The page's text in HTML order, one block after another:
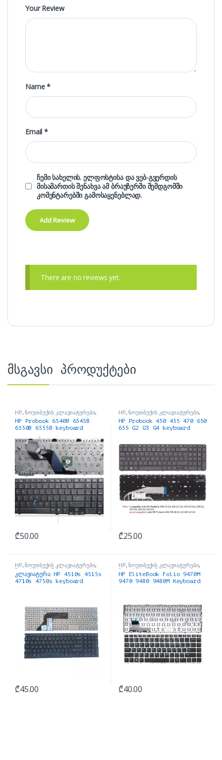
Your Review
Name*
Email*
ჩემი სახელის. ელფოსტისა და ვებ-გვერდის
მისამართის შენახვა ამ ბრაუზერში შემდგომში
კომენტარებში გამოსაყენებლად.
There are no reviews yet.
მსგავსი პროდუქტები
HP,ნოუთბუქის კლავიატურები,
ნოუთბუქის ნაწილები და
აქსესუარები
HP Probook 6540B 6545B
6550B 6555B keyboard
₾50.00
HP,ნოუთბუქის კლავიატურები,
ნოუთბუქის ნაწილები და
აქსესუარები
HP Probook 450 455 470 650
655 G2 G3 G4 keyboard
₾25.00
HP,ნოუთბუქის კლავიატურები,
ნოუთბუქის ნაწილები და
აქსესუარები
კლავიატურა HP 4510s 4515s
4710s 4750s keyboard
₾45.00
HP,ნოუთბუქის კლავიატურები,
ნოუთბუქის ნაწილები და
აქსესუარები
HP EliteBook Folio 9470M
9470 9480 9480M Keyboard
₾40.00